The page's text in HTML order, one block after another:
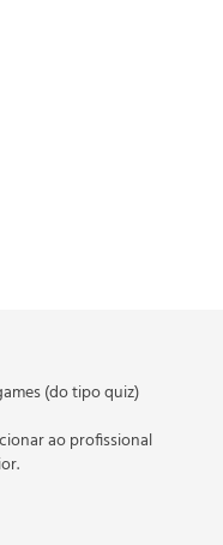
(do tipo quiz)
ao profissional
de graduação e